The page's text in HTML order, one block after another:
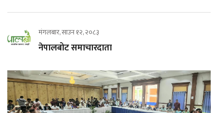
मंगलबार, साउन १२, २०८३
नेपालबोट समाचारदाता